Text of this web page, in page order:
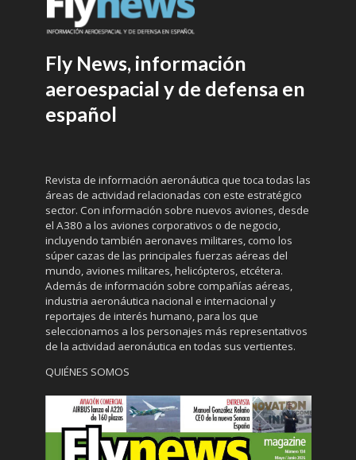
Fly News, información
aeroespacial y de defensa en
español
Revista de información aeronáutica que toca todas las
áreas de actividad relacionadas con este estratégico
sector. Con información sobre nuevos aviones, desde
el A380 a los aviones corporativos o de negocio,
incluyendo también aeronaves militares, como los
súper cazas de las principales fuerzas aéreas del
mundo, aviones militares, helicópteros, etcétera.
Además de información sobre compañías aéreas,
industria aeronáutica nacional e internacional y
reportajes de interés humano, para los que
seleccionamos a los personajes más representativos
de la actividad aeronáutica en todas sus vertientes.
QUIÉNES SOMOS